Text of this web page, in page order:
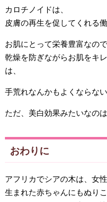
カロチノイドは、
皮膚の再生を促してくれる
お肌にとって栄養豊富なので
乾燥を防ぎながらお肌をキ
は、
手荒れなんかもよくならな
ただ、美白効果みたいなの
おわりに
アフリカでシアの木は、女
生まれた赤ちゃんにもぬり